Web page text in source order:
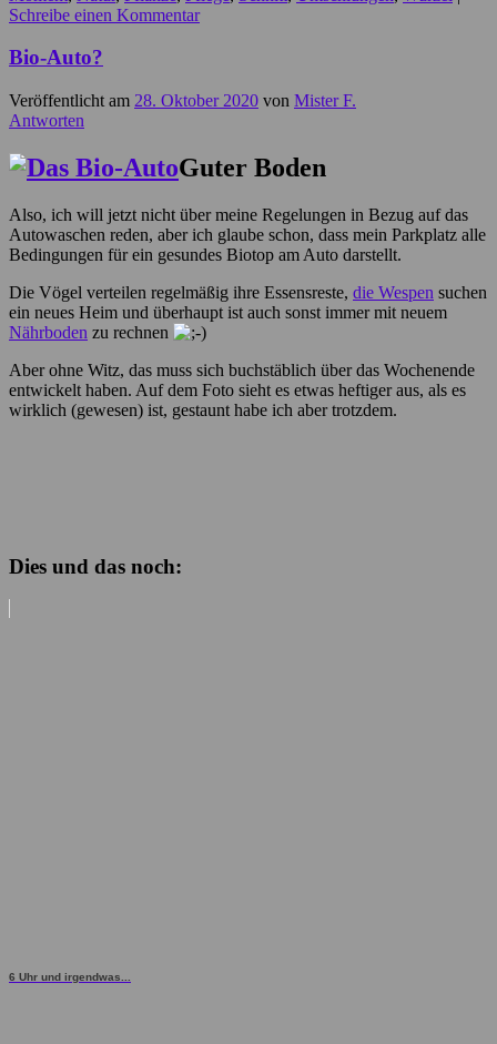
Schreibe einen Kommentar
Bio-Auto?
Veröffentlicht am 28. Oktober 2020 von Mister F.
Antworten
Guter Boden
Also, ich will jetzt nicht über meine Regelungen in Bezug auf das
Autowaschen reden, aber ich glaube schon, dass mein Parkplatz alle
Bedingungen für ein gesundes Biotop am Auto darstellt.
Die Vögel verteilen regelmäßig ihre Essensreste, die Wespen suchen
ein neues Heim und überhaupt ist auch sonst immer mit neuem
Nährboden zu rechnen
Aber ohne Witz, das muss sich buchstäblich über das Wochenende
entwickelt haben. Auf dem Foto sieht es etwas heftiger aus, als es
wirklich (gewesen) ist, gestaunt habe ich aber trotzdem.
Dies und das noch:
6 Uhr und irgendwas...